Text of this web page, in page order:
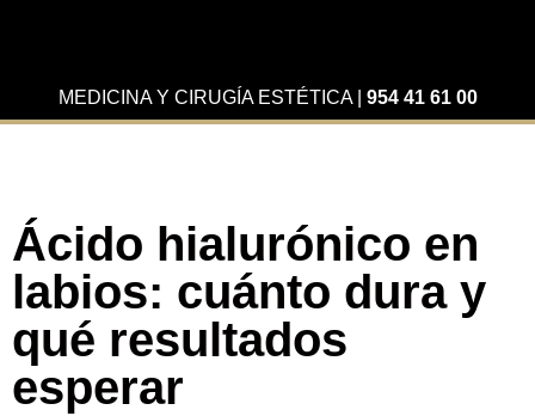
MEDICINA Y CIRUGÍA ESTÉTICA| 954 41 61 00
Ácido hialurónico en
labios: cuánto dura y
qué resultados
esperar